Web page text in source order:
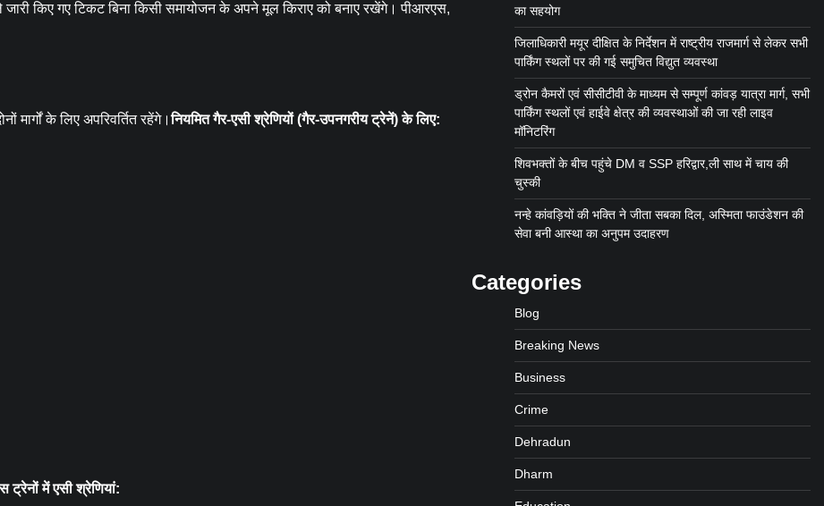
किए गए टिकट बिना किसी समायोजन के अपने मूल किराए को बनाए रखेंगे। पीआरएस,
मार्गों के लिए अपरिवर्तित रहेंगे।नियमित गैर-एसी श्रेणियों (गैर-उपनगरीय ट्रेनें) के लिए:
ट्रेनों में एसी श्रेणियां:
का सहयोग
जिलाधिकारी मयूर दीक्षित के निर्देशन में राष्ट्रीय राजमार्ग से लेकर सभी
पार्किंग स्थलों पर की गई समुचित विद्युत व्यवस्था
ड्रोन कैमरों एवं सीसीटीवी के माध्यम से सम्पूर्ण कांवड़ यात्रा मार्ग, सभी
पार्किंग स्थलों एवं हाईवे क्षेत्र की व्यवस्थाओं की जा रही लाइव
मॉनिटरिंग
शिवभक्तों के बीच पहुंचे DM व SSP हरिद्वार,ली साथ में चाय की
चुस्की
नन्हे कांवड़ियों की भक्ति ने जीता सबका दिल, अस्मिता फाउंडेशन की
सेवा बनी आस्था का अनुपम उदाहरण
Categories
Blog
Breaking News
Business
Crime
Dehradun
Dharm